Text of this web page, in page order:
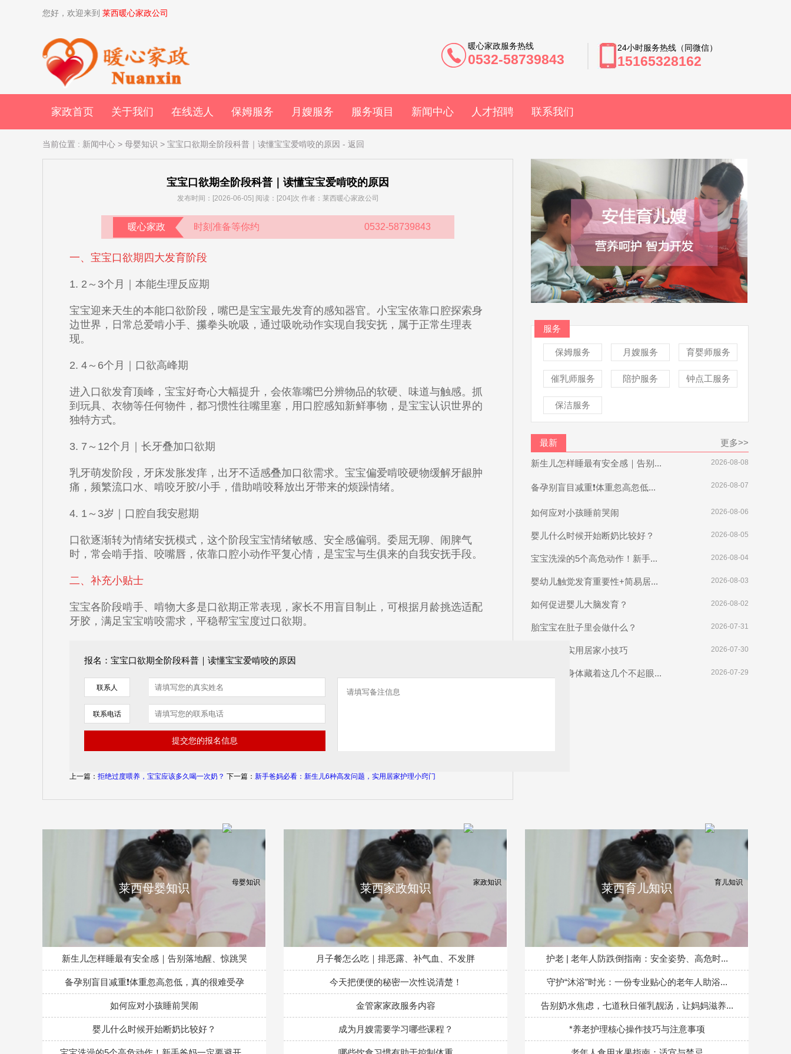
您好，欢迎来到 莱西暖心家政公司
暖心家政服务热线
0532-58739843
24小时服务热线（同微信）
15165328162
家政首页 关于我们 在线选人 保姆服务 月嫂服务 服务项目 新闻中心 人才招聘 联系我们
当前位置 : 新闻中心 > 母婴知识 > 宝宝口欲期全阶段科普｜读懂宝宝爱啃咬的原因 - 返回
宝宝口欲期全阶段科普｜读懂宝宝爱啃咬的原因
发布时间：[2026-06-05] 阅读：[204]次 作者：莱西暖心家政公司
暖心家政 时刻准备等你约 0532-58739843
一、宝宝口欲期四大发育阶段
1. 2～3个月｜本能生理反应期
宝宝迎来天生的本能口欲阶段，嘴巴是宝宝最先发育的感知器官。小宝宝依靠口腔探索身
边世界，日常总爱啃小手、攥拳头吮吸，通过吸吮动作实现自我安抚，属于正常生理表
现。
2. 4～6个月｜口欲高峰期
进入口欲发育顶峰，宝宝好奇心大幅提升，会依靠嘴巴分辨物品的软硬、味道与触感。抓
到玩具、衣物等任何物件，都习惯性往嘴里塞，用口腔感知新鲜事物，是宝宝认识世界的
独特方式。
3. 7～12个月｜长牙叠加口欲期
乳牙萌发阶段，牙床发胀发痒，出牙不适感叠加口欲需求。宝宝偏爱啃咬硬物缓解牙龈肿
痛，频繁流口水、啃咬牙胶/小手，借助啃咬释放出牙带来的烦躁情绪。
4. 1～3岁｜口腔自我安慰期
口欲逐渐转为情绪安抚模式，这个阶段宝宝情绪敏感、安全感偏弱。委屈无聊、闹脾气
时，常会啃手指、咬嘴唇，依靠口腔小动作平复心情，是宝宝与生俱来的自我安抚手段。
二、补充小贴士
宝宝各阶段啃手、啃物大多是口欲期正常表现，家长不用盲目制止，可根据月龄挑选适配
牙胶，满足宝宝啃咬需求，平稳帮宝宝度过口欲期。
报名：宝宝口欲期全阶段科普｜读懂宝宝爱啃咬的原因
联系人
联系电话
上一篇： 拒绝过度喂养，宝宝应该多久喝一次奶？ 下一篇： 新手爸妈必看：新生儿6种高发问题，实用居家护理小窍门
服务
保姆服务 月嫂服务 育婴师服务
催乳师服务 陪护服务 钟点工服务
保洁服务
最新 更多>>
新生儿怎样睡最有安全感｜告别... 2026-08-08
备孕别盲目减重❗体重忽高忽低... 2026-08-07
如何应对小孩睡前哭闹 2026-08-06
婴儿什么时候开始断奶比较好？ 2026-08-05
宝宝洗澡的5个高危动作！新手... 2026-08-04
婴幼儿触觉发育重要性+简易居... 2026-08-03
如何促进婴儿大脑发育？ 2026-08-02
胎宝宝在肚子里会做什么？ 2026-07-31
产后恢复实用居家小技巧 2026-07-30
长期难孕身体藏着这几个不起眼... 2026-07-29
莱西母婴知识
新生儿怎样睡最有安全感｜告别落地醒、惊跳哭
备孕别盲目减重❗体重忽高忽低，真的很难受孕
如何应对小孩睡前哭闹
婴儿什么时候开始断奶比较好？
莱西家政知识
月子餐怎么吃｜排恶露、补气血、不发胖
今天把便便的秘密一次性说清楚！
金管家家政服务内容
成为月嫂需要学习哪些课程？
莱西育儿知识
护老 | 老年人防跌倒指南：安全姿势、高危时...
守护“沐浴”时光：一份专业贴心的老年人助浴...
告别奶水焦虑，七道秋日催乳靓汤，让妈妈滋养...
*养老护理核心操作技巧与注意事项